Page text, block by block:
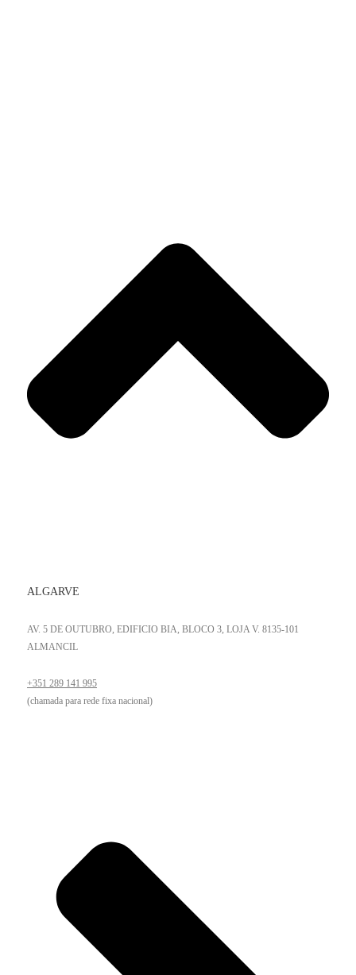
ALGARVE
AV. 5 DE OUTUBRO, EDIFICIO BIA, BLOCO 3, LOJA V. 8135-101
ALMANCIL
+351 289 141 995
(chamada para rede fixa nacional)